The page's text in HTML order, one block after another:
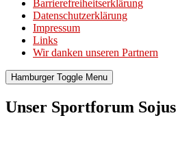
Barrierefreiheitserklärung
Datenschutzerklärung
Impressum
Links
Wir danken unseren Partnern
Hamburger Toggle Menu
Unser Sportforum Sojus